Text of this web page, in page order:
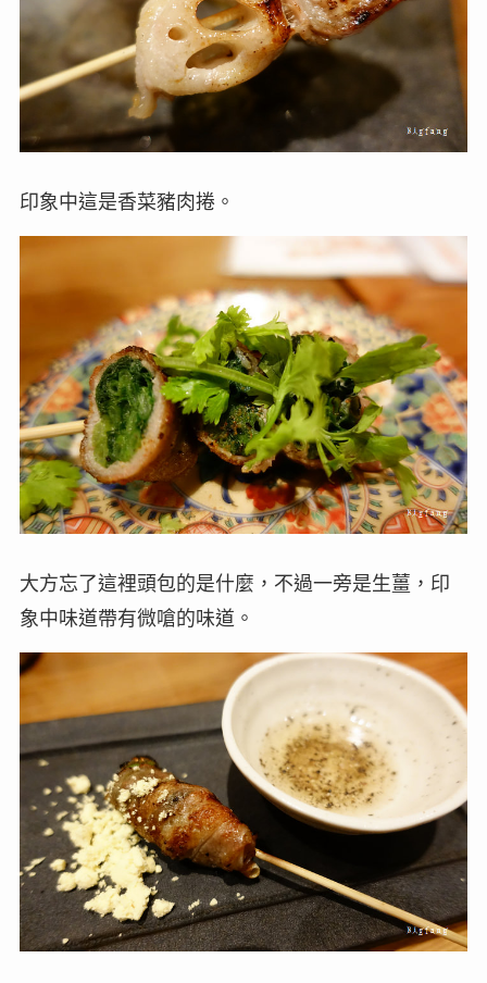
印象中這是香菜豬肉捲。
大方忘了這裡頭包的是什麼，不過一旁是生薑，印
象中味道帶有微嗆的味道。